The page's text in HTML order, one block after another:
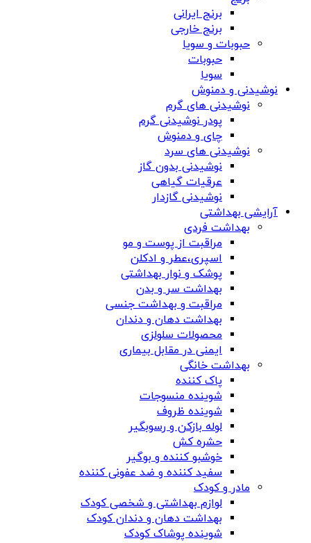
برنج ایرانی
برنج خارجی
حبوبات و سویا
حبوبات
سویا
نوشیدنی و دمنوش
نوشیدنی های گرم
پودر نوشیدنی گرم
چای و دمنوش
نوشیدنی های سرد
نوشیدنی بدون گاز
عرقیات گیاهی
نوشیدنی گازدار
آرایشی بهداشتی
بهداشت فردی
مراقبت از پوست و مو
اسپری،عطر و ادکلن
پوشک و نوار بهداشتی
بهداشت سر و بدن
مراقبت و بهداشت جنسی
بهداشت دهان و دندان
محصولات سلولزی
ایمنی در مقابل بیماری
بهداشت خانگی
پاک کننده
شوینده منسوجات
شوینده ظروف
لوله بازکن و رسوبگیر
حشره کش
خوشبو کننده و بوگیر
سفید کننده و ضد عفونی کننده
مادر و کودک
لوازم بهداشتی و شخصی کودک
بهداشت دهان و دندان کودک
شوینده پوشاک کودک